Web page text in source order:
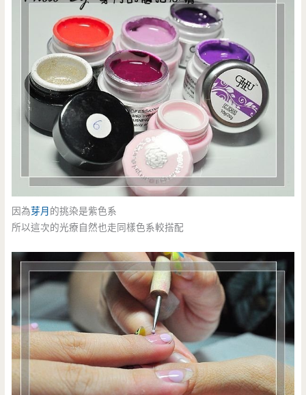
因為芽月的挑染是紫色系
所以這次的光療自然也走同樣色系較搭配